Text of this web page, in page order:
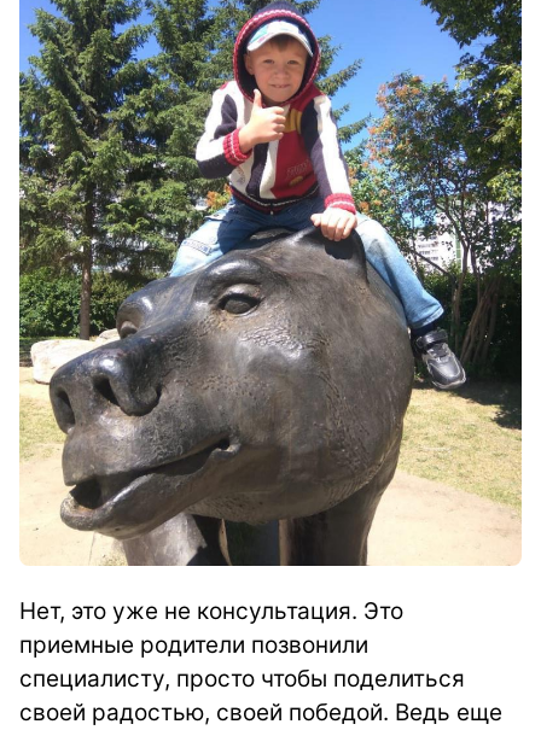
Нет, это уже не консультация. Это
приемные родители позвонили
специалисту, просто чтобы поделиться
своей радостью, своей победой. Ведь еще